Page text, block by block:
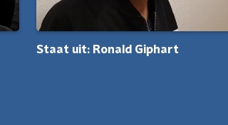
Staat uit: Ronald Giphart